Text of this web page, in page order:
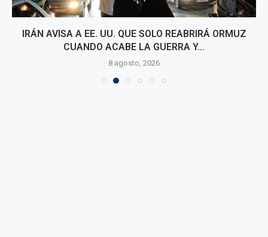
IRÁN AVISA A EE. UU. QUE SOLO REABRIRÁ ORMUZ
CUANDO ACABE LA GUERRA Y...
8 agosto, 2026